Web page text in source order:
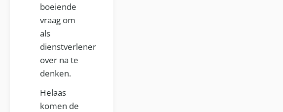
boeiende
vraag om
als
dienstverlener
over na te
denken.
Helaas
komen de